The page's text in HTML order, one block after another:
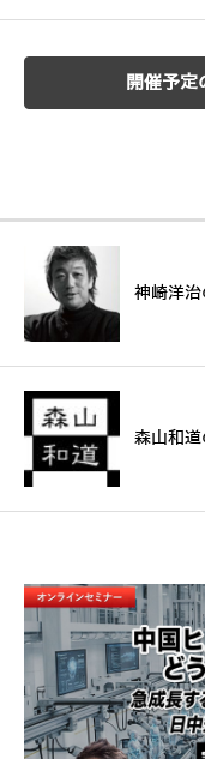
開催予定
神崎洋治
森山和道